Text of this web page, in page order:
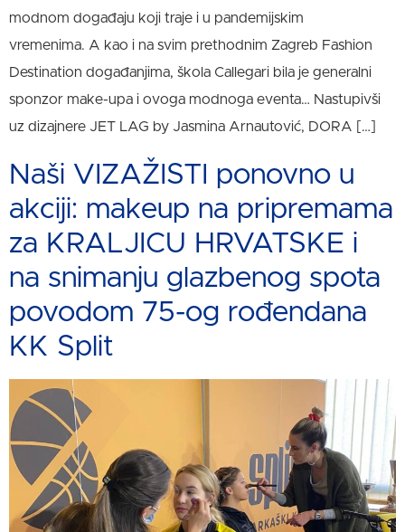
modnom događaju koji traje i u pandemijskim
vremenima. A kao i na svim prethodnim Zagreb Fashion
Destination događanjima, škola Callegari bila je generalni
sponzor make-upa i ovoga modnoga eventa… Nastupivši
uz dizajnere JET LAG by Jasmina Arnautović, DORA […]
Naši VIZAŽISTI ponovno u
akciji: makeup na pripremama
za KRALJICU HRVATSKE i
na snimanju glazbenog spota
povodom 75-og rođendana
KK Split